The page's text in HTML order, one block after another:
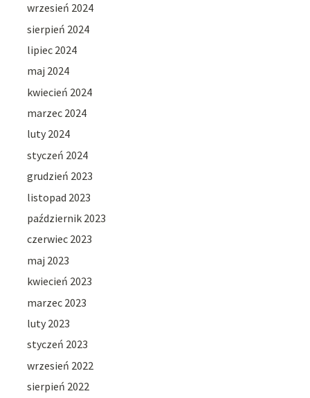
wrzesień 2024
sierpień 2024
lipiec 2024
maj 2024
kwiecień 2024
marzec 2024
luty 2024
styczeń 2024
grudzień 2023
listopad 2023
październik 2023
czerwiec 2023
maj 2023
kwiecień 2023
marzec 2023
luty 2023
styczeń 2023
wrzesień 2022
sierpień 2022